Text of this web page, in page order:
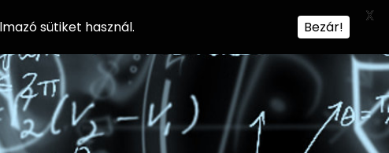
sütiket használ. Bezár!
X